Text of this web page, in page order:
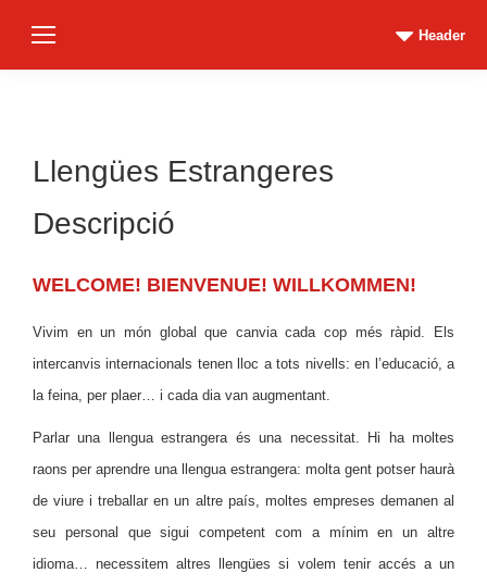
Header
Llengües Estrangeres
Descripció
WELCOME! BIENVENUE! WILLKOMMEN!
Vivim en un món global que canvia cada cop més ràpid. Els
intercanvis internacionals tenen lloc a tots nivells: en l’educació, a
la feina, per plaer… i cada dia van augmentant.
Parlar una llengua estrangera és una necessitat. Hi ha moltes
raons per aprendre una llengua estrangera: molta gent potser haurà
de viure i treballar en un altre país, moltes empreses demanen al
seu personal que sigui competent com a mínim en un altre
idioma… necessitem altres llengües si volem tenir accés a un